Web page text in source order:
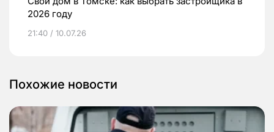
2026 году
21:40 / 10.07.26
Похожие новости